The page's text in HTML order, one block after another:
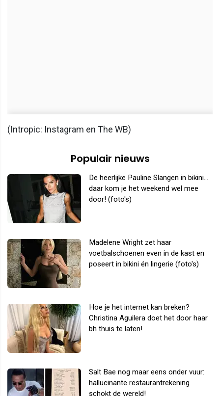
(Intropic: Instagram en The WB)
Populair nieuws
De heerlijke Pauline Slangen in bikini...
daar kom je het weekend wel mee
door! (foto's)
Madelene Wright zet haar
voetbalschoenen even in de kast en
poseert in bikini én lingerie (foto's)
Hoe je het internet kan breken?
Christina Aguilera doet het door haar
bh thuis te laten!
Salt Bae nog maar eens onder vuur:
hallucinante restaurantrekening
schokt de wereld!